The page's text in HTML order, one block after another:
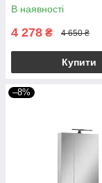
В наявності
4 278 ₴ 4 650 ₴
Купити
–8%